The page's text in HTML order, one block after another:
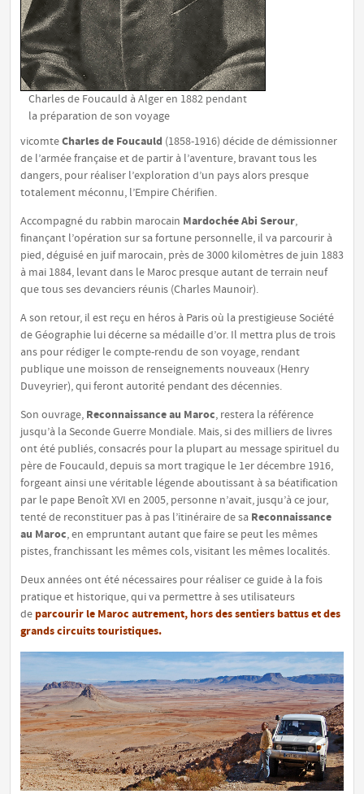
Charles de Foucauld à Alger en 1882 pendant
la préparation de son voyage
vicomteCharles de Foucauld (1858-1916) décide de démissionner
de l’armée française et de partir à l’aventure, bravant tous les
dangers, pour réaliser l’exploration d’un pays alors presque
totalement méconnu, l’Empire Chérifien.
Accompagné du rabbin marocain Mardochée Abi Serour,
finançant l’opération sur sa fortune personnelle, il va parcourir à
pied, déguisé en juif marocain, près de 3000 kilomètres de juin 1883
à mai 1884, levant dans le Maroc presque autant de terrain neuf
que tous ses devanciers réunis (Charles Maunoir).
A son retour, il est reçu en héros à Paris où la prestigieuse Société
de Géographie lui décerne sa médaille d’or. Il mettra plus de trois
ans pour rédiger le compte-rendu de son voyage, rendant
publique une moisson de renseignements nouveaux (Henry
Duveyrier), qui feront autorité pendant des décennies.
Son ouvrage, Reconnaissance au Maroc, restera la référence
jusqu’à la Seconde Guerre Mondiale. Mais, si des milliers de livres
ont été publiés, consacrés pour la plupart au message spirituel du
père de Foucauld, depuis sa mort tragique le 1er décembre 1916,
forgeant ainsi une véritable légende aboutissant à sa béatification
par le pape Benoît XVI en 2005, personne n’avait, jusqu’à ce jour,
tenté de reconstituer pas à pas l’itinéraire de sa Reconnaissance
au Maroc, en empruntant autant que faire se peut les mêmes
pistes, franchissant les mêmes cols, visitant les mêmes localités.
Deux années ont été nécessaires pour réaliser ce guide à la fois
pratique et historique, qui va permettre à ses utilisateurs
deparcourir le Maroc autrement, hors des sentiers battus et des
grands circuits touristiques.